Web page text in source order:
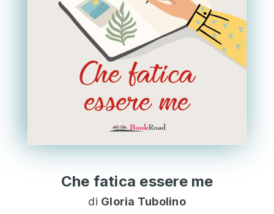
Che fatica essere me
di Gloria Tubolino